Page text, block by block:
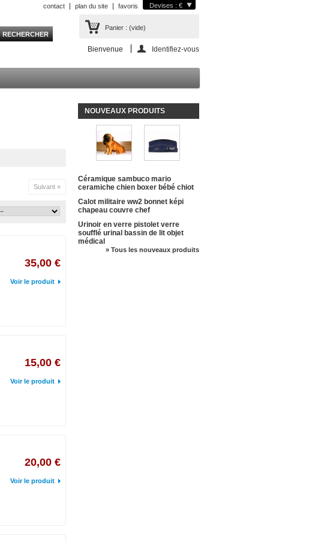
Devises : €
contact plan du site favoris
Panier : (vide)
Bienvenue Identifiez-vous
Suivant »
35,00 €
Voir le produit
15,00 €
Voir le produit
20,00 €
Voir le produit
NOUVEAUX PRODUITS
Céramique sambuco mario
ceramiche chien boxer bébé chiot
Calot militaire ww2 bonnet képi
chapeau couvre chef
Urinoir en verre pistolet verre
soufflé urinal bassin de lit objet
médical
» Tous les nouveaux produits